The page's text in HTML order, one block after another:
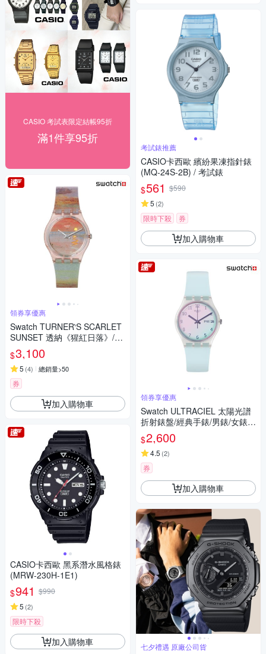
CASIO 考試表限定結帳95折
滿1件享95折
領券享優惠
Swatch TURNER‵S SCARLET
SUNSET 透納《猩紅日落》/泰
德美術館聯名 SO28Z700 (34m
m)
$3,100
5 (4) 總銷量>50
券
加入購物車
CASIO卡西歐 黑系潛水風格錶
(MRW-230H-1E1)
$941 $990
5 (2)
限時下殺
加入購物車
考試錶推薦
CASIO卡西歐 繽紛果凍指針錶
(MQ-24S-2B) / 考試錶
$561 $590
5 (2)
限時下殺 券
加入購物車
領券享優惠
Swatch ULTRACIEL 太陽光譜
折射錶盤/經典手錶/男錶/女錶/
瑞士製造 GE713 (34mm)
$2,600
4.5 (2)
券
加入購物車
七夕禮遇 原廠公司貨